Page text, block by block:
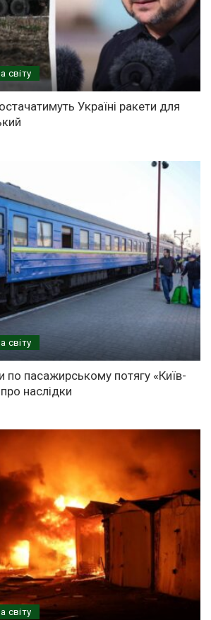
світу
Україні ракети для
світу
по пасажирському потягу «Київ-
наслідки
світу